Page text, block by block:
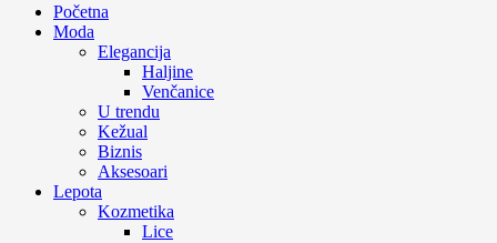
Početna
Moda
Elegancija
Haljine
Venčanice
U trendu
Kežual
Biznis
Aksesoari
Lepota
Kozmetika
Lice